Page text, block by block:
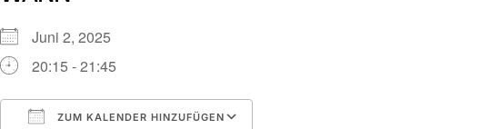
Juni 2, 2025
20:15 - 21:45
ZUM KALENDER HINZUFÜGEN